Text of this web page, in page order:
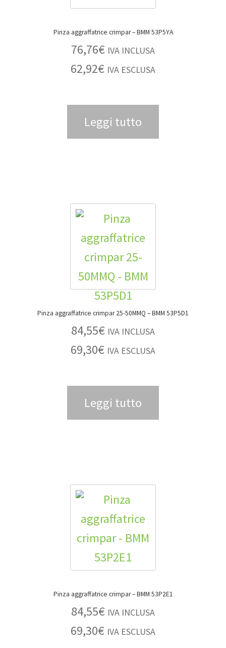
Pinza aggraffatrice crimpar – BMM 53P5YA
76,76€ IVA INCLUSA
62,92€ IVA ESCLUSA
Leggi tutto
Pinza aggraffatrice crimpar 25-50MMQ – BMM 53P5D1
84,55€ IVA INCLUSA
69,30€ IVA ESCLUSA
Leggi tutto
Pinza aggraffatrice crimpar – BMM 53P2E1
84,55€ IVA INCLUSA
69,30€ IVA ESCLUSA